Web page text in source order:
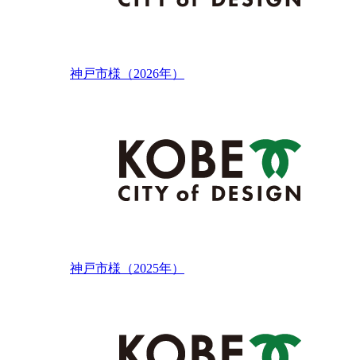
神戸市様（2026年）
神戸市様（2025年）